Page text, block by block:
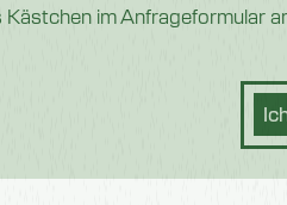
im Anfrageformular